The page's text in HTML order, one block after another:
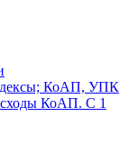
КоАП, УПК
КоАП. С 1